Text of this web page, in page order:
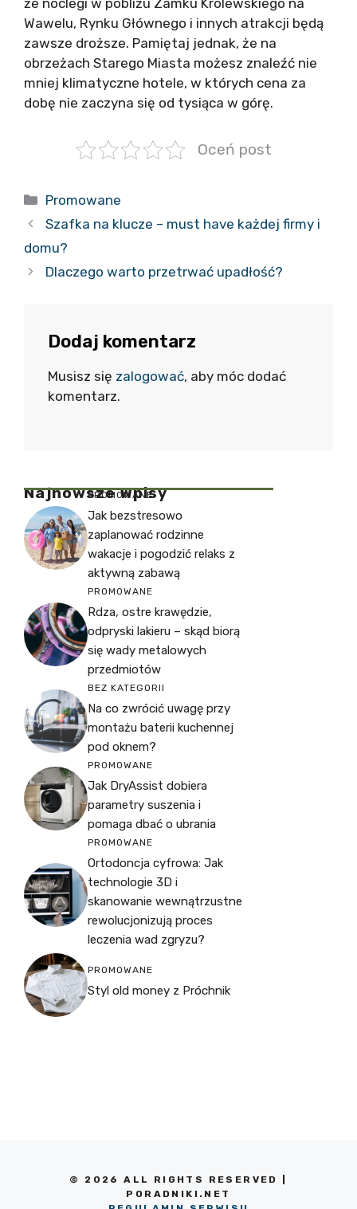
Wawelu, Rynku Głównego i innych atrakcji będą
zawsze droższe. Pamiętaj jednak, że na
obrzeżach Starego Miasta możesz znaleźć nie
mniej klimatyczne hotele, w których cena za
dobę nie zaczyna się od tysiąca w górę.
Oceń post
Kategorie
Promowane
Szafka na klucze – must have każdej firmy i
domu?
Dlaczego warto przetrwać upadłość?
Dodaj komentarz
Musisz się zalogować, aby móc dodać
komentarz.
Najnowsze Wpisy
PROMOWANE
Jak bezstresowo
zaplanować rodzinne
wakacje i pogodzić relaks z
aktywną zabawą
PROMOWANE
Rdza, ostre krawędzie,
odpryski lakieru – skąd biorą
się wady metalowych
przedmiotów
BEZ KATEGORII
Na co zwrócić uwagę przy
montażu baterii kuchennej
pod oknem?
PROMOWANE
Jak DryAssist dobiera
parametry suszenia i
pomaga dbać o ubrania
PROMOWANE
Ortodoncja cyfrowa: Jak
technologie 3D i
skanowanie wewnątrzustne
rewolucjonizują proces
leczenia wad zgryzu?
PROMOWANE
Styl old money z Próchnik
© 2026 ALL RIGHTS RESERVED |
PORADNIKI.NET